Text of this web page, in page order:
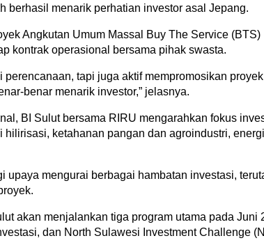
berhasil menarik perhatian investor asal Jepang.
Angkutan Umum Massal Buy The Service (BTS)
kontrak operasional bersama pihak swasta.
perencanaan, tapi juga aktif mempromosikan proyek
benar menarik investor,” jelasnya.
BI Sulut bersama RIRU mengarahkan fokus
hilirisasi, ketahanan pangan dan agroindustri, energi
upaya mengurai berbagai hambatan investasi,
akan menjalankan tiga program utama pada Juni
dan North Sulawesi Investment Challenge